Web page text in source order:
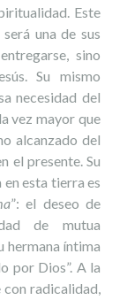
Este
una de sus
sino
Su mismo
necesidad del
vez mayor que
alcanzado del
el presente. Su
esta tierra es
”: el deseo de
de mutua
hermana íntima
por Dios”. A la
con radicalidad,